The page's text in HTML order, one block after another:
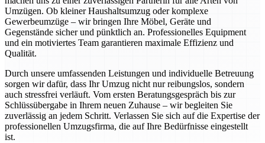
Umzügen. Ob kleiner Haushaltsumzug oder komplexe
Gewerbeumzüge – wir bringen Ihre Möbel, Geräte und
Gegenstände sicher und pünktlich an. Professionelles Equipment
und ein motiviertes Team garantieren maximale Effizienz und
Qualität.
Durch unsere umfassenden Leistungen und individuelle Betreuung
sorgen wir dafür, dass Ihr Umzug nicht nur reibungslos, sondern
auch stressfrei verläuft. Vom ersten Beratungsgespräch bis zur
Schlüssübergabe in Ihrem neuen Zuhause – wir begleiten Sie
zuverlässig an jedem Schritt. Verlassen Sie sich auf die Expertise der
professionellen Umzugsfirma, die auf Ihre Bedürfnisse eingestellt
ist.